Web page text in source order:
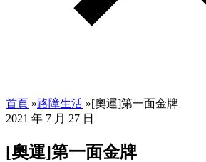
首頁 »路障生活 »[奧運]第一面金牌
2021 年 7 月 27 日
[奧運]第一面金牌